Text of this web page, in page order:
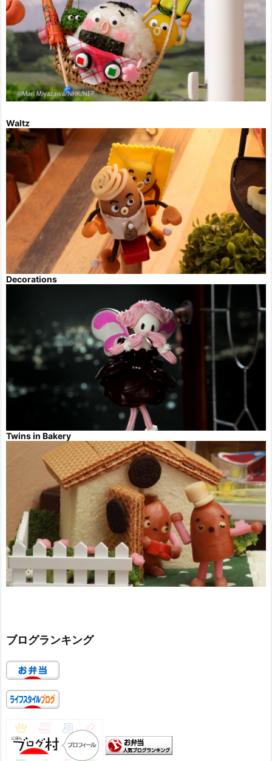
Waltz
Decorations
Twins in Bakery
ブログランキング